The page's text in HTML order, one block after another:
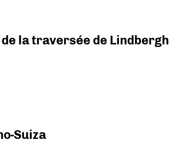
la traversée de Lindbergh
Suiza